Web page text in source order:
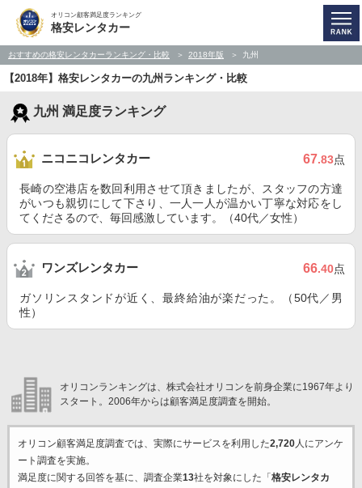
オリコン顧客満足度ランキング
格安レンタカー
おすすめの格安レンタカーランキング・比較 2018年版 九州
【2018年】格安レンタカーの九州ランキング・比較
九州 満足度ランキング
ニコニコレンタカー 67.83点
長崎の空港店を数回利用させて頂きましたが、スタッフの方達
がいつも親切にして下さり、一人一人が温かい丁寧な対応をし
てくださるので、毎回感激しています。（40代／女性）
ワンズレンタカー 66.40点
ガソリンスタンドが近く、最終給油が楽だった。（50代／男
性）
オリコンランキングは、株式会社オリコンを前身企業に1967年より
スタート。2006年からは顧客満足度調査を開始。
オリコン顧客満足度調査では、実際にサービスを利用した2,720人にアンケ
ート調査を実施。
満足度に関する回答を基に、調査企業13社を対象にした「 格安レンタカ